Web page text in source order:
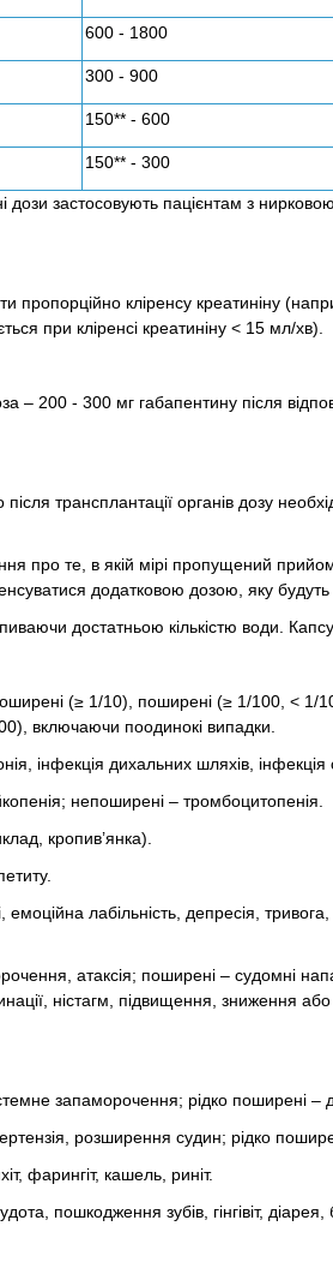
600 - 1800
300 - 900
150** - 600
150** - 300
застосовують пацієнтам з
пропорційно кліренсу креатиніну
при кліренсі креатиніну < 15 мл/хв).
200 - 300 мг габапентину після
трансплантації органів дозу
про те, в якій мірі пропущений
додатковою дозою, яку будуть
достатньою кількістю води.
(≥ 1/10), поширені (≥ 1/100, <
включаючи поодинокі випадки.
інфекція дихальних шляхів, інфекція
непоширені – тромбоцитопенія.
кропив’янка).
емоційна лабільність, депресія,
атаксія; поширені – судомні
ністагм, підвищення, зниження
запаморочення; рідко поширені –
розширення судин; рідко
фарингіт, кашель, риніт.
пошкодження зубів, гінгівіт, діарея,